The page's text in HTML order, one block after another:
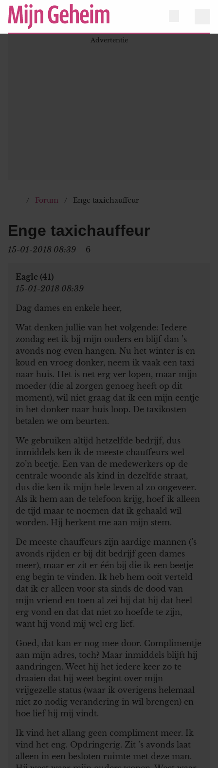
Forum Enge taxichauffeur
Enge taxichauffeur
15-01-2018 08:39 6
Eagle (41)
15-01-2018 08:39
Dag dames en enkele heer,
Wat denken jullie van het volgende: Iedere
zondag eet ik bij mijn ouders en blijf dan ’s
avonds nog even hangen. Nu het winter is en
koud en vroeg donker, neem ik vaak een taxi
naar huis. Het is net erg ver lopen, maar mijn
moeder (die al zorgen genoeg heeft op dit
moment), wil niet graag dat ik een mijn eentje
in het donker naar huis loop. De taxikosten
betalen we om beurten.
We gebruiken altijd hetzelfde bedrijf, dus
inmiddels ken ik de meeste chauffeurs wel
zo’n beetje. Een van de medewerkers op de
centrale woonde als kind in dezelfde straat,
dus die ken ik mijn hele leven al zo ongeveer.
Als ik hem aan de telefoon krijg, hoef ik alleen
de tijd maar te noemen dat ik gehaald wil
worden. Hij herkent me aan mijn stem.
De meeste chauffeurs zijn aardige mannen (’s
avonds rijden er bij dit bedrijf geen dames
meer), maar er zit er één bij die ik een beetje
eng begin te vinden. Ik heb hem ooit verteld
dat ik er alleen voor sta sinds de dood van
mijn vriend en toen al zei hij dat hij dat heel
erg vond en dat dat niet zo hoefde te zijn,
want hij vond mij wel erg lief.
Goed, dat kan er nog mee door. Complimentje
aan mijn adres, toch? Maar inmiddels blijft hij
aandringen. Weet hij het iedere keer zo te
draaien dat hij weet begint over mijn
vrijgezelle status (waar ik overigens helemaal
niet zo nodig verandering in wil brengen) en
hoe lief hij mij vindt.
Ik vind het allang geen compliment meer. Ik
vind het eng. Opdringerig. Zit ’s avonds laat
alleen in een besloten ruimte met deze man.